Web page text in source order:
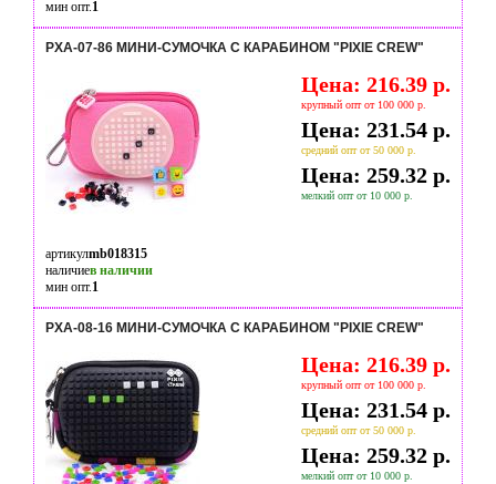
мин опт.1
PXA-07-86 МИНИ-СУМОЧКА С КАРАБИНОМ "PIXIE CREW"
Цена: 216.39 р.
крупный опт от 100 000 р.
Цена: 231.54 р.
средний опт от 50 000 р.
Цена: 259.32 р.
мелкий опт от 10 000 р.
артикулmb018315
наличиев наличии
мин опт.1
PXA-08-16 МИНИ-СУМОЧКА С КАРАБИНОМ "PIXIE CREW"
Цена: 216.39 р.
крупный опт от 100 000 р.
Цена: 231.54 р.
средний опт от 50 000 р.
Цена: 259.32 р.
мелкий опт от 10 000 р.